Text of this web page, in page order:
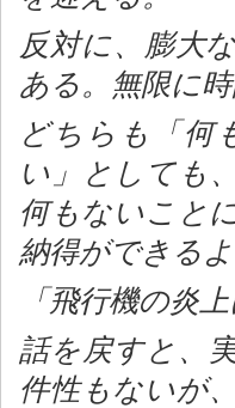
反対に、膨大
ある。無限に
どちらも「何
い」としても
何もないこと
納得ができるよ
「飛行機の炎
話を戻すと、
件性もないが